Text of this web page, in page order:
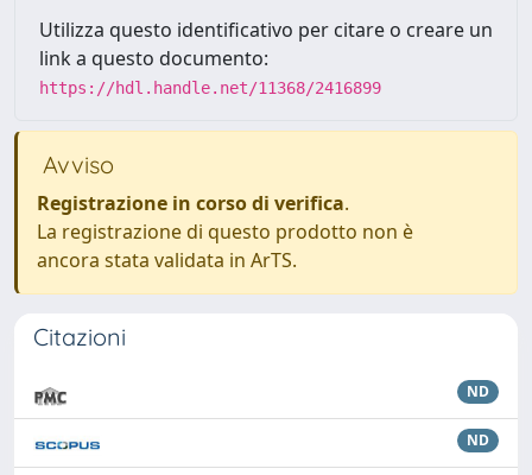
Utilizza questo identificativo per citare o creare un
link a questo documento:
https://hdl.handle.net/11368/2416899
Avviso
Registrazione in corso di verifica.
La registrazione di questo prodotto non è
ancora stata validata in ArTS.
Citazioni
ND
ND